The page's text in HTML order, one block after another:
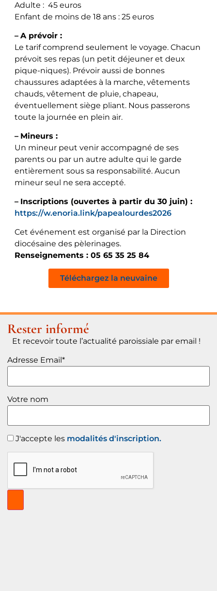
Adulte : 45 euros
Enfant de moins de 18 ans : 25 euros
– A prévoir :
Le tarif comprend seulement le voyage. Chacun
prévoit ses repas (un petit déjeuner et deux
pique-niques). Prévoir aussi de bonnes
chaussures adaptées à la marche, vêtements
chauds, vêtement de pluie, chapeau,
éventuellement siège pliant. Nous passerons
toute la journée en plein air.
– Mineurs :
Un mineur peut venir accompagné de ses
parents ou par un autre adulte qui le garde
entièrement sous sa responsabilité. Aucun
mineur seul ne sera accepté.
– Inscriptions (ouvertes à partir du 30 juin) :
https://w.enoria.link/papealourdes2026
Cet événement est organisé par la Direction
diocésaine des pèlerinages.
Renseignements : 05 65 35 25 84
Téléchargez la neuvaine
Rester informé
Et recevoir toute l’actualité paroissiale par email !
Adresse Email*
Votre nom
J'accepte les modalités d'inscription.